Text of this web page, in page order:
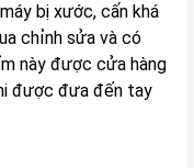
bị xước, cấn khá
chỉnh sửa và có
này được cửa hàng
được đưa đến tay